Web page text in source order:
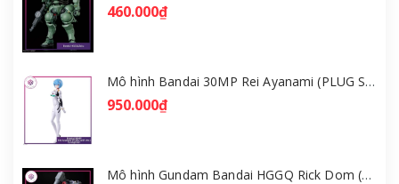
460.000₫
Mô hình Bandai 30MP Rei Ayanami (PLUG SUIT Ver.) – Evangelion [GDB] [30MP]
950.000₫
Mô hình Gundam Bandai HGGQ Rick Dom (Gaia / Ortega) 1/144 [GDB] [BHG]